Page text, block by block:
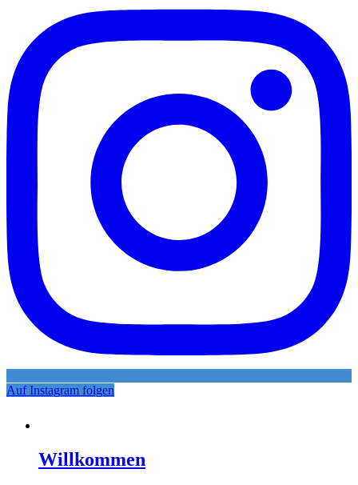
Auf Instagram folgen
Willkommen